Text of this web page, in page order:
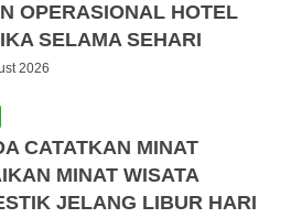
OPERASIONAL HOTEL
SELAMA SEHARI
2026
CATATKAN MINAT
MINAT WISATA
JELANG LIBUR HARI